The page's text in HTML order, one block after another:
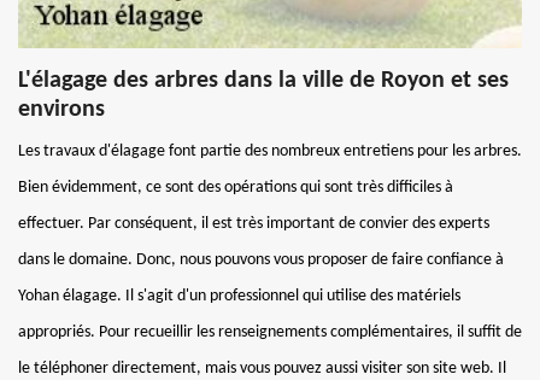
L'élagage des arbres dans la ville de Royon et ses
environs
Les travaux d'élagage font partie des nombreux entretiens pour les arbres.
Bien évidemment, ce sont des opérations qui sont très difficiles à
effectuer. Par conséquent, il est très important de convier des experts
dans le domaine. Donc, nous pouvons vous proposer de faire confiance à
Yohan élagage. Il s'agit d'un professionnel qui utilise des matériels
appropriés. Pour recueillir les renseignements complémentaires, il suffit de
le téléphoner directement, mais vous pouvez aussi visiter son site web. Il